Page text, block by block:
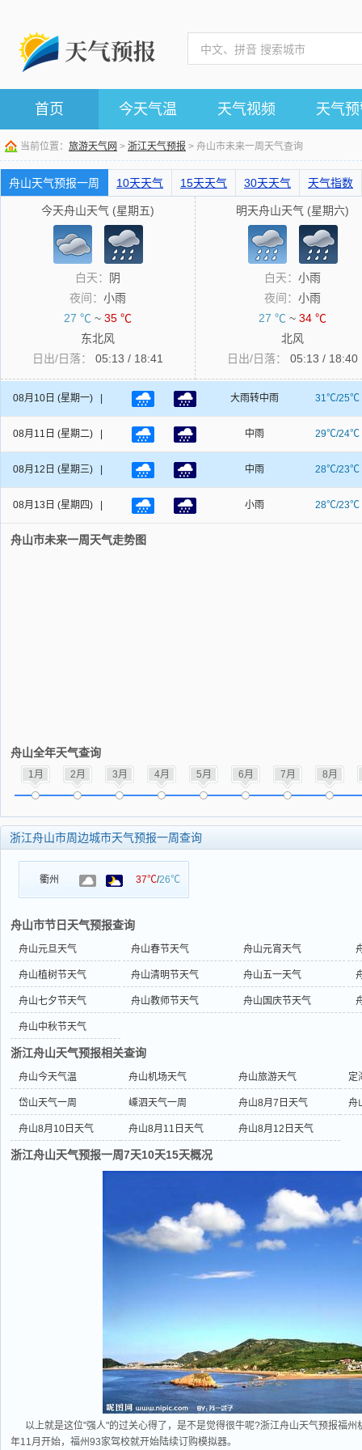
首页 今天气温 天气视频 天气
当前位置： 旅游天气网 > 浙江天气预报 > 舟山市未来一周天气查询
舟山天气预报一周 10天天气 15天天气 30天天气 天气指数
今天舟山天气 (星期五)
白天：
阴
夜间： 小雨
27 ℃ ~ 35 ℃
东北风
日出/日落：
05:13 / 18:41
明天舟山天气 (星期六)
白天： 小雨
夜间： 小雨
27 ℃ ~ 34 ℃
北风
日出/日落：
05:13 / 18:40
08月10日 (星期一) | 大雨转中雨 31℃/25℃
08月11日 (星期二) | 中雨 29℃/24℃
08月12日 (星期三) | 中雨 28℃/23℃
08月13日 (星期四) | 小雨 28℃/23℃
舟山市未来一周天气走势图
舟山全年天气查询
1月 2月 3月 4月 5月 6月 7月 8月
浙江舟山市周边城市天气预报一周查询
衢州 37℃/26℃
舟山市节日天气预报查询
舟山元旦天气 舟山春节天气 舟山元宵天气
舟山植树节天气 舟山清明节天气 舟山五一天气
舟山七夕节天气 舟山教师节天气 舟山国庆节天气
舟山中秋节天气
浙江舟山天气预报相关查询
舟山今天气温 舟山机场天气 舟山旅游天气 定
岱山天气一周 嵊泗天气一周 舟山8月7日天气 舟
舟山8月10日天气 舟山8月11日天气 舟山8月12日天气
浙江舟山天气预报一周7天10天15天概况
以上就是这位"强人"的过关心得了，是不是觉得很牛呢?浙江舟山天气预报福
年11月开始，福州93家驾校就开始陆续订购模拟器。